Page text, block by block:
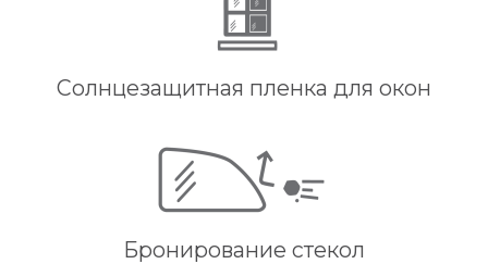
Солнцезащитная пленка для окон
Бронирование стекол